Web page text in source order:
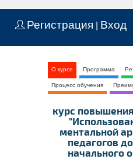
Регистрация Вход
О курсе Программа
Процесс обучения
курс
ментальной
педагогов
начального